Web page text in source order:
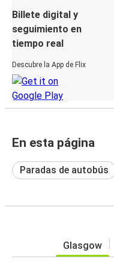
Billete digital y
seguimiento en
tiempo real
Descubre la App de Flix
En esta página
Paradas de autobús
Glasgow